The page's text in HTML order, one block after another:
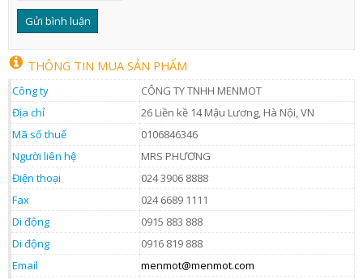
THÔNG TIN MUA SẢN PHẨM
Công ty
CÔNG TY TNHH MENMOT
Địa chỉ
26 Liền kề 14 Mậu Lương, Hà Nội, VN
Mã số thuế
0106846346
Người liên hệ
MRS PHƯƠNG
Điện thoại
024 3906 8888
Fax
024 6689 1111
Di động
0915 883 888
Di động
0916 819 888
Email
menmot@menmot.com